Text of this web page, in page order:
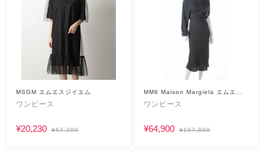
MSGM エムエスジイエム
ワンピース
¥20,230 ¥57,200
MM6 Maison Margiela エムエム
シックス
ワンピース
¥64,900 ¥107,800